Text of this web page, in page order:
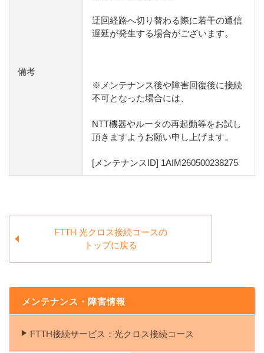
備考
迂回経路へ切り替わる際に若干の通信
遅延が発生する場合がございます。
※メンテナンス後や障害回復後に接続
不可となった場合には、
NTT機器やルータの再起動等をお試し
頂きますようお願い申し上げます。
[メンテナンスID] 1AIM260500238275
FTTH 光クロス接続コースの
トップに戻る
メンテナンス・障害情報
FTTH接続サービス：光クロス接続コース